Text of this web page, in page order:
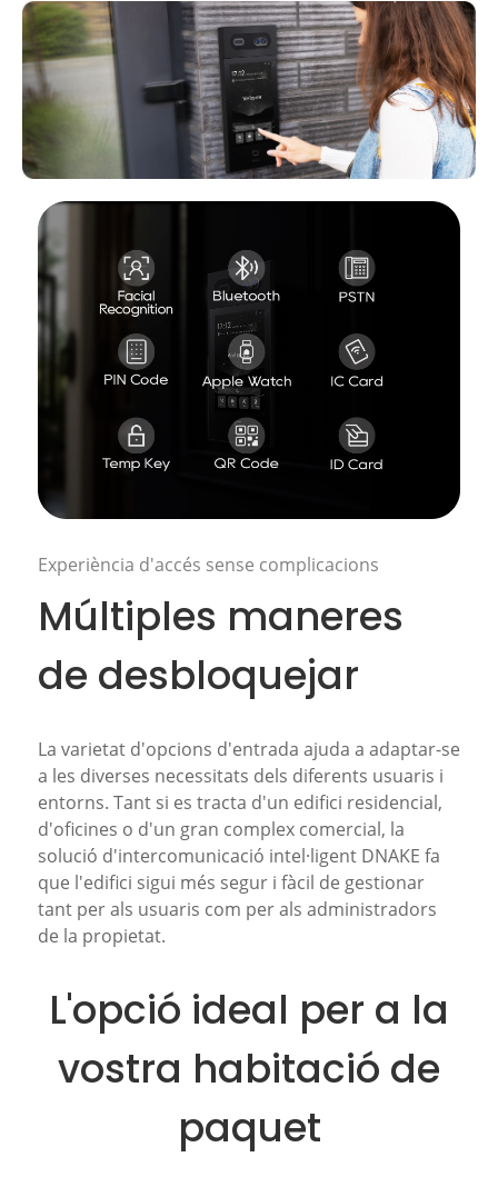
Experiència d'accés sense complicacions
Múltiples maneres
de desbloquejar
La varietat d'opcions d'entrada ajuda a adaptar-se
a les diverses necessitats dels diferents usuaris i
entorns. Tant si es tracta d'un edifici residencial,
d'oficines o d'un gran complex comercial, la
solució d'intercomunicació intel·ligent DNAKE fa
que l'edifici sigui més segur i fàcil de gestionar
tant per als usuaris com per als administradors
de la propietat.
L'opció ideal per a la
vostra habitació de
paquet